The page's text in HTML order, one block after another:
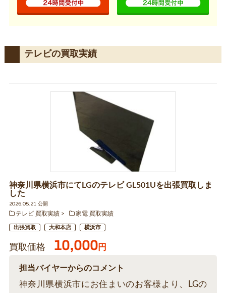
テレビの買取実績
神奈川県横浜市にてLGのテレビ GL501Uを出張買取しま
した
2026.05.21 公開
テレビ 買取実績
家電 買取実績
出張買取 大和本店 横浜市
買取価格 10,000円
担当バイヤーからのコメント
神奈川県横浜市にお住まいのお客様より、LGの